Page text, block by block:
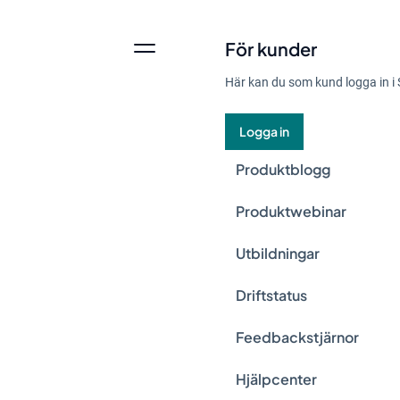
För kunder
Här kan du som kund logga in i
Logga in
Produktblogg
Produktwebinar
Utbildningar
Driftstatus
Feedbackstjärnor
Hjälpcenter